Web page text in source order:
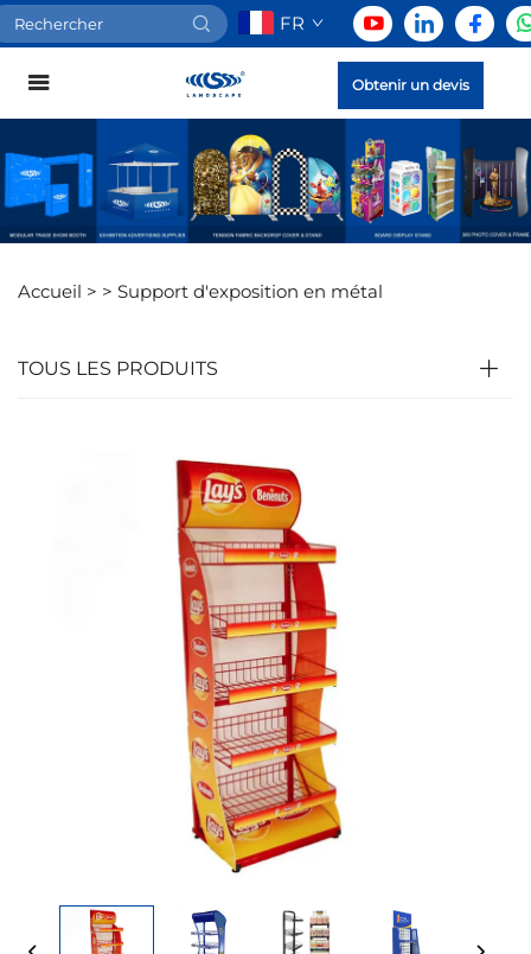
FR
Obtenir un devis
Accueil > > Support d'exposition en métal
TOUS LES PRODUITS